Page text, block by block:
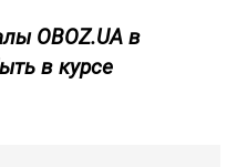
OBOZ.UA в
в курсе